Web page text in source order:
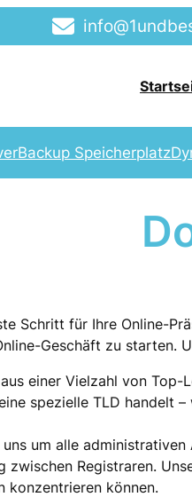
Backup Speicherplatz
Schritt für Ihre Online-
Geschäft zu starten.
aus einer Vielzahl von
spezielle TLD handelt
uns um alle
Registraren.
konzentrieren können.